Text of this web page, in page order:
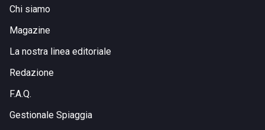
Chi siamo
Magazine
La nostra linea editoriale
Redazione
F.A.Q.
Gestionale Spiaggia